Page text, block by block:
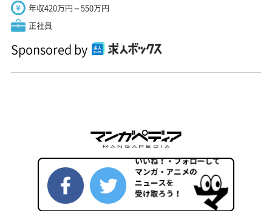
年収420万円～550万円
正社員
Sponsored by